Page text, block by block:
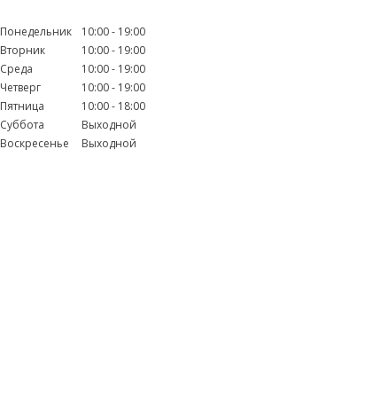
Понедельник 10:00
19:00
Вторник
10:00
19:00
Среда
10:00
19:00
Четверг
10:00
19:00
Пятница
10:00
18:00
Суббота
Выходной
Воскресенье
Выходной